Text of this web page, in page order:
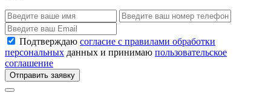
Подтверждаю согласие с правилами обработки
персональных данных и принимаю пользовательское
соглашение
Отправить заявку